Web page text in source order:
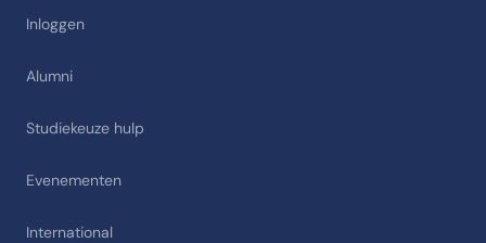
Inloggen
Alumni
Studiekeuze hulp
Evenementen
International